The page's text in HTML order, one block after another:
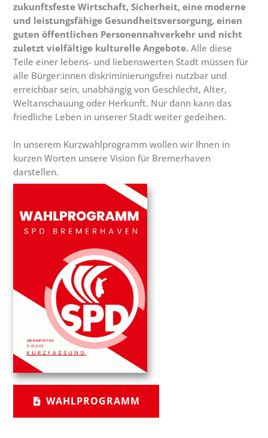
zukunftsfeste Wirtschaft, Sicherheit, eine moderne
und leistungsfähige Gesundheitsversorgung, einen
guten öffentlichen Personennahverkehr und nicht
zuletzt vielfältige kulturelle Angebote. Alle diese
Teile einer lebens- und liebenswerten Stadt müssen für
alle Bürger:innen diskriminierungsfrei nutzbar und
erreichbar sein, unabhängig von Geschlecht, Alter,
Weltanschauung oder Herkunft. Nur dann kann das
friedliche Leben in unserer Stadt weiter gedeihen.
In unserem Kurzwahlprogramm wollen wir Ihnen in
kurzen Worten unsere Vision für Bremerhaven
darstellen.
WAHLPROGRAMM